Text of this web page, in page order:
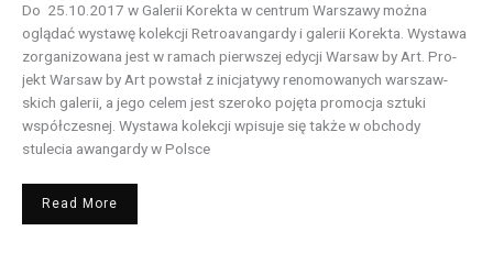
Do 25.10.2017 w Galerii Korekta w centrum Warszawy można
oglądać wystawę kolekcji Retroavangardy i galerii Korekta. Wystawa
zorganizowana jest w ramach pierwszej edycji Warsaw by Art. Pro­
jekt Warsaw by Art po­wstał z ini­cja­ty­wy renomowanych war­szaw­
skich ga­le­rii, a jego celem jest sze­ro­ko po­ję­ta pro­mo­cja sztu­ki
współ­cze­snej. Wystawa kolekcji wpisuje się także w obchody
stulecia awangardy w Polsce
Read More